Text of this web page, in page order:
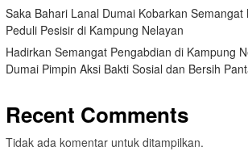
Saka Bahari Lanal Dumai Kobarkan Semangat
Peduli Pesisir di Kampung Nelayan
Hadirkan Semangat Pengabdian di Kampung
Dumai Pimpin Aksi Bakti Sosial dan Bersih
Recent Comments
Tidak ada komentar untuk ditampilkan.